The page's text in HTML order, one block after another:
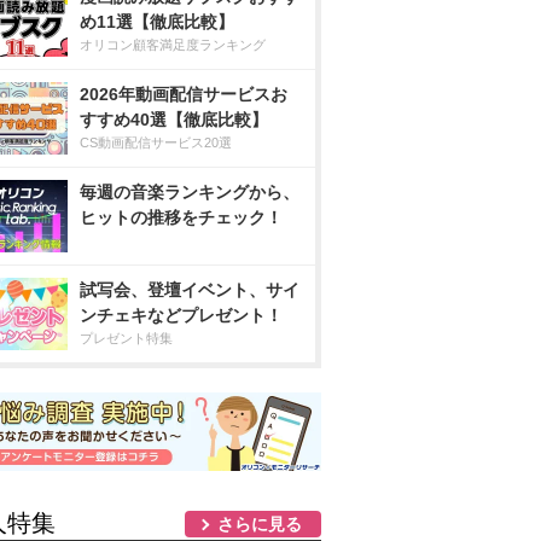
め11選【徹底比較】
オリコン顧客満足度ランキング
2026年動画配信サービスお
すすめ40選【徹底比較】
CS動画配信サービス20選
毎週の音楽ランキングから、
ヒットの推移をチェック！
試写会、登壇イベント、サイ
ンチェキなどプレゼント！
プレゼント特集
特集 さらに見る